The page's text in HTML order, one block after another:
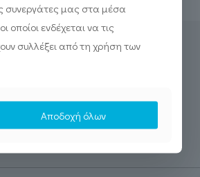
συνεργάτες μας στα μέσα
ενδέχεται να τις
συλλέξει από τη χρήση των
Αποδοχή όλων